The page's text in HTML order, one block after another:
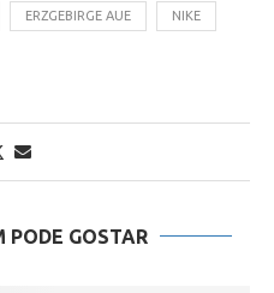
ERZGEBIRGE AUE NIKE
PODE GOSTAR